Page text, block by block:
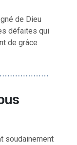
de Dieu
défaites qui
de grâce
soudainement